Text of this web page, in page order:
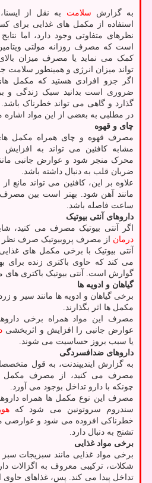
به گزارش سلامت به نقل از
استفاده از مکمل های غذایی برای
نظرهای متفاوتی وجود دارد، اما
است که مصرف روزانه مولتی
کمک می نماید یا مصرف میزان
تواند میزان انرژی و همینطور سلامت
اگر جزو افرادی هستید که مکمل
ضروری است بدانید سبک زندگی و
گذارد و گاهی می تواند خطرناک باشد.
در مطلبی به بعضی از این مواد اشاره
چای و قهوه
مصرف قهوه و چای همراه مکمل
مشابه کافئین می تواند به افزایش
محرک منجر شود و عوارض جانبی
ضربان قلب به دنبال داشته باشد.
علاوه بر این، کافئین می تواند مانع
مانند آهن شود. بهتر است بین مصرف
ساعت فاصله باشد.
داروهای آنتی بیوتیک
اگر آنتی بیوتیک مصرف می کنید،
درمان از مصرف پروبیوتیک صرف نظر
آنتی بیوتیک با برخی مکمل های غذایی
می کند که حاوی باکتری زنده برای
گوارش است. آنتی بیوتیک باکتری های
گیاهان و ادویه ها
برخی گیاهان و ادویه ها مانند سیر و
مکمل ها اثر بگذارند.
مصرف این مواد همراه برخی
عوارض جانبی را افزایش و اثربخشی
یا سبب بروز حساسیت می شوند.
داروهای ضدافسردگی
به گزارش ایندیپندنت، به قول
مصرف می کنید، از مصرف مکمل
چونکه با دارو تداخل بوجود می آورد.
مصرف این نوع مکمل ها همراه
سندروم سروتونین می شود که
خطرناکی افزوده می شود و عوارضی
تشنج به دنبال دارد.
برخی مواد غذایی
برخی مواد غذایی مانند سبزیجات سبز
شکلات، ترکیبی معروف به اگزالات
تداخل پیدا می کند. پس، غذاهای حاوی